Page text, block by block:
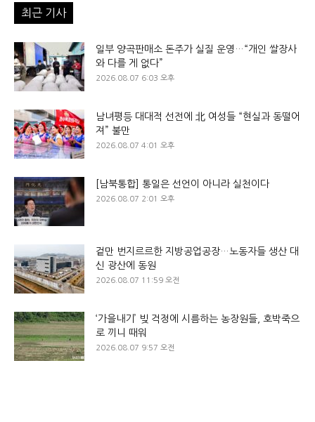
최근 기사
일부 양곡판매소 돈주가 실질 운영…“개인 쌀장사
와 다를 게 없다”
2026.08.07 6:03 오후
남녀평등 대대적 선전에 北 여성들 “현실과 동떨어
져” 불만
2026.08.07 4:01 오후
[남북통합] 통일은 선언이 아니라 실천이다
2026.08.07 2:01 오후
겉만 번지르르한 지방공업공장…노동자들 생산 대
신 광산에 동원
2026.08.07 11:59 오전
‘가을내기’ 빚 걱정에 시름하는 농장원들, 호박죽으
로 끼니 때워
2026.08.07 9:57 오전